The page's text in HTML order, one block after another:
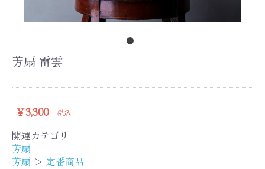
芳扇 雷雲
￥3,300 税込
関連カテゴリ
芳扇
芳扇 ＞ 定番商品